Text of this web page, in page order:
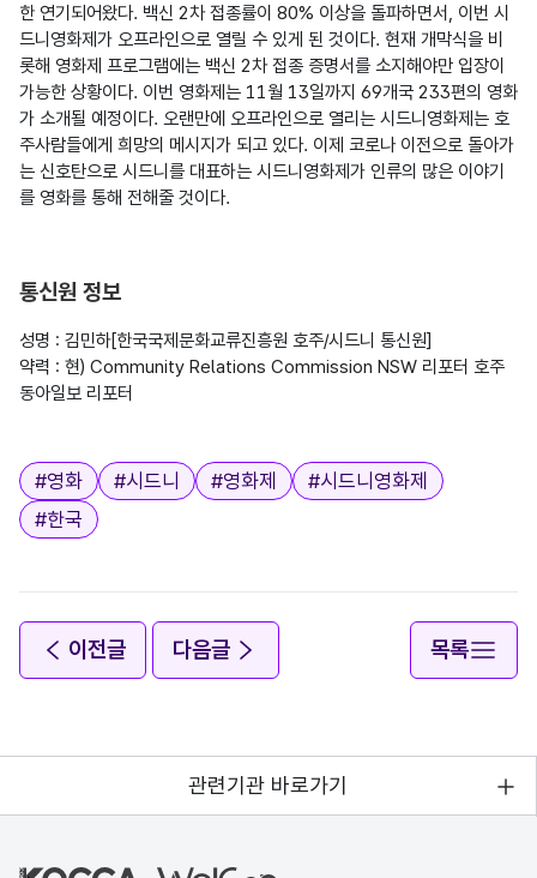
한 연기되어왔다. 백신 2차 접종률이 80% 이상을 돌파하면서, 이번 시
드니영화제가 오프라인으로 열릴 수 있게 된 것이다. 현재 개막식을 비
롯해 영화제 프로그램에는 백신 2차 접종 증명서를 소지해야만 입장이
가능한 상황이다. 이번 영화제는 11월 13일까지 69개국 233편의 영화
가 소개될 예정이다. 오랜만에 오프라인으로 열리는 시드니영화제는 호
주사람들에게 희망의 메시지가 되고 있다. 이제 코로나 이전으로 돌아가
는 신호탄으로 시드니를 대표하는 시드니영화제가 인류의 많은 이야기
를 영화를 통해 전해줄 것이다.
통신원 정보
성명 : 김민하[한국국제문화교류진흥원 호주/시드니 통신원]
약력 : 현) Community Relations Commission NSW 리포터 호주
동아일보 리포터
태그
#영화 #시드니 #영화제 #시드니영화제
#한국
이전글 다음글 목록
관련기관 바로가기